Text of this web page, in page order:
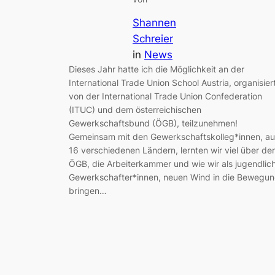
Shannen
Schreier
in News
Dieses Jahr hatte ich die Möglichkeit an der
International Trade Union School Austria,
von der International Trade Union Confederation
(ITUC) und dem österreichischen
Gewerkschaftsbund (ÖGB), teilzunehmen!
Gemeinsam mit den Gewerkschaftskolleg*innen,
16 verschiedenen Ländern, lernten wir viel über
ÖGB, die Arbeiterkammer und wie wir als
Gewerkschafter*innen, neuen Wind in die
bringen…